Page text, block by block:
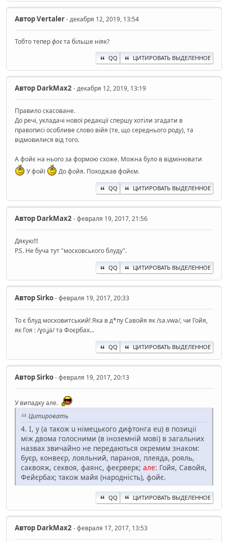
АвторVertaler- декабря 12, 2019, 13:54
Тобто теперфоєта більше ніяк?
QQ ЦИТИРОВАТЬ ВЫДЕЛЕННОЕ
Автор DarkMax2- декабря 12, 2019, 13:19
Правило скасоване.
До речі, укладачі нової редакції спершу хотіли згадати в
правописі особливе слово війя (те, що середнього роду), та
відмовилися від того.
А фойє на нього за формою схоже. Можна було в відмінювати
У фойї
До фойя. Походжав фойєм.
QQ ЦИТИРОВАТЬ ВЫДЕЛЕННОЕ
Автор DarkMax2- февраля 19, 2017, 21:56
Дякую!!!
P.S. Не буча тут "московського блуду".
QQ ЦИТИРОВАТЬ ВЫДЕЛЕННОЕ
АвторSirko- февраля 19, 2017, 20:33
То є блуд московитський! Яка в д*пу Савойя як /sa.vwa/, чи Гойя,
як Гоя : /ɣo.ʝä/ та Фоєрбах...
QQ ЦИТИРОВАТЬ ВЫДЕЛЕННОЕ
АвторSirko- февраля 19, 2017, 20:13
У випадку але.
Цитировать
4. I, y (а також u німецького дифтонга eu) в позиції
між двома голосними (в іноземній мові) в загальних
назвах звичайно не передаються окремим знаком:
буєр, конвеєр, лояльний, параноя, плеяда, рояль,
саквояж, секвоя, фаянс, феєрверк; але: Гойя, Савойя,
Фейєрбах; також майя (народність), фойє.
QQ ЦИТИРОВАТЬ ВЫДЕЛЕННОЕ
Автор DarkMax2- февраля 17, 2017, 13:53